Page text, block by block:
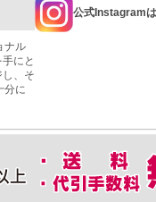
ナル
にと
、そ
分に
公式Instagram